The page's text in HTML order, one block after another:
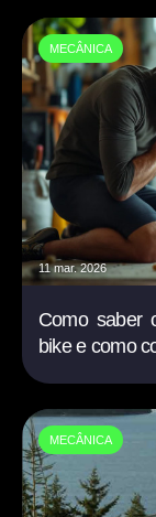
MECÂNICA
11 mar. 2026
Como saber
bike e como
MECÂNICA